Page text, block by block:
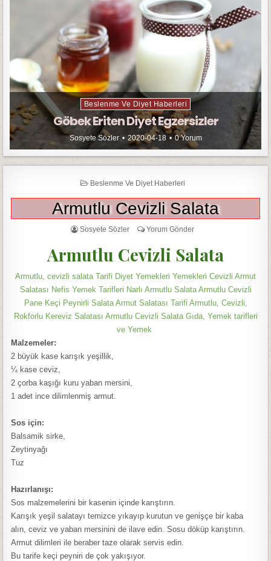
Beslenme Ve Diyet Haberleri
Göbek Eriten Diyet Egzersizler
Sosyete Sözler 2020-04-18 0 Yorum
Beslenme Ve Diyet Haberleri
Armutlu Cevizli Salata
Sosyete Sözler Yorum Gönder
Armutlu Cevizli Salata
Armutlu, cevizli salata Tarifi Diyet Yemekleri Yemekleri Cevizli Armut
Salatası Nefis Yemek Tarifleri Narlı Armutlu Salata Armutlu Cevizli
Pane Keçi Peynirli Salata Armut Salatası Tarifi Armutlu, Cevizli,
Rokforlu Kereviz Salatası Armutlu Cevizli Salata Gıda, Yemek tarifleri
ve Yemek
Malzemeler:
2 büyük kase karışık yeşillik,
¼ kase ceviz,
2 çorba kaşığı kuru yaban mersini,
1 adet ince dilimlenmiş armut.
Sos için:
Balsamik sirke,
Zeytinyağı
Tuz
Hazırlanışı:
Sos malzemelerini bir kasenin içinde karıştırın.
Karışık yeşil salatayı temizce yıkayıp kurutun ve genişçe bir kaba
alın, ceviz ve yaban mersinini de ilave edin. Sosu döküp karıştırın.
Armut dilimleri ile beraber taze olarak servis edin.
Bu tarife keçi peyniri de çok yakışıyor.